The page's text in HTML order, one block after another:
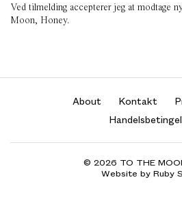
Ved tilmelding accepterer jeg at modtage
Moon, Honey.
About Kontakt
© 2026 TO THE
Website by Ruby